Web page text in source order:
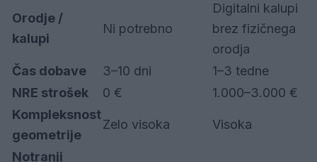
Orodje /
kalupi
Ni potrebno
Digitalni kalupi
brez fizičnega
orodja
Čas dobave
3–10 dni
1–3 tedne
NRE strošek
0 €
1.000–3.000 €
Kompleksnost
geometrije
Zelo visoka Visoka
Notranji